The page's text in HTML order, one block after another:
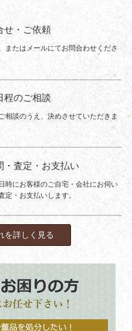
せ・ご依頼
またはメールにてお問合わせくださ
程のご相談
相談のうえ、決めさせていただきま
・査定・お支払い
時にお客様のご自宅・会社にお伺い
定・お支払いします。
を詳しく見る